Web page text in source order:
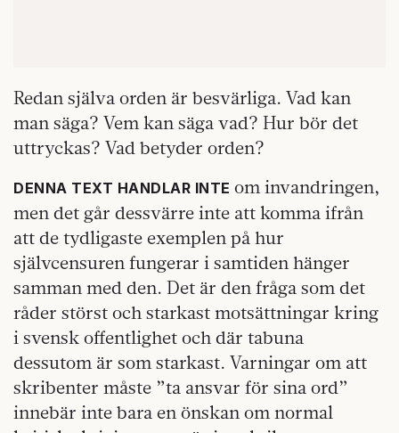
Redan själva orden är besvärliga. Vad kan
man säga? Vem kan säga vad? Hur bör det
uttryckas? Vad betyder orden?
DENNA TEXT HANDLAR INTE om invandringen,
men det går dessvärre inte att komma ifrån
att de tydligaste exemplen på hur
självcensuren fungerar i samtiden hänger
samman med den. Det är den fråga som det
råder störst och starkast motsättningar kring
i svensk offentlighet och där tabuna
dessutom är som starkast. Varningar om att
skribenter måste ”ta ansvar för sina ord”
innebär inte bara en önskan om normal